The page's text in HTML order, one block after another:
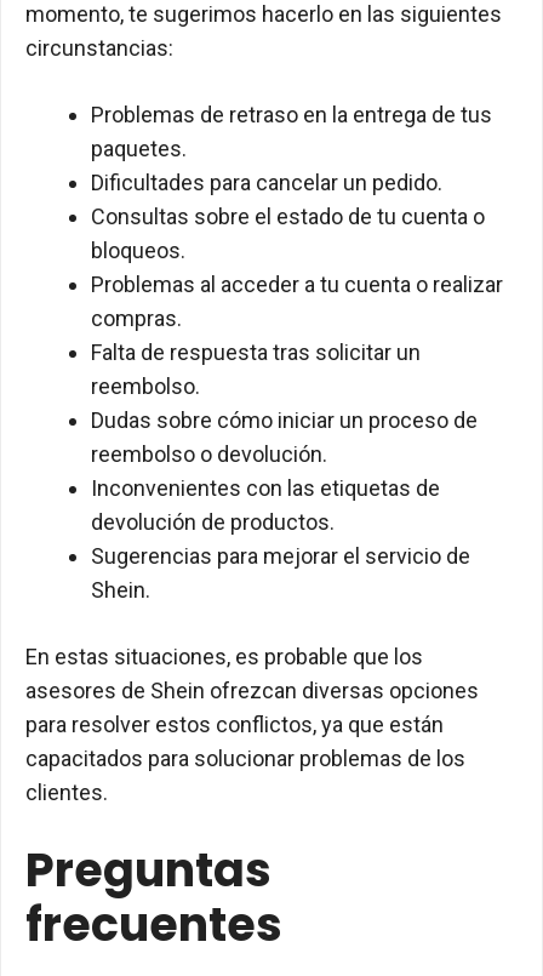
momento, te sugerimos hacerlo en las siguientes
circunstancias:
Problemas de retraso en la entrega de tus
paquetes.
Dificultades para cancelar un pedido.
Consultas sobre el estado de tu cuenta o
bloqueos.
Problemas al acceder a tu cuenta o realizar
compras.
Falta de respuesta tras solicitar un
reembolso.
Dudas sobre cómo iniciar un proceso de
reembolso o devolución.
Inconvenientes con las etiquetas de
devolución de productos.
Sugerencias para mejorar el servicio de
Shein.
En estas situaciones, es probable que los
asesores de Shein ofrezcan diversas opciones
para resolver estos conflictos, ya que están
capacitados para solucionar problemas de los
clientes.
Preguntas
frecuentes